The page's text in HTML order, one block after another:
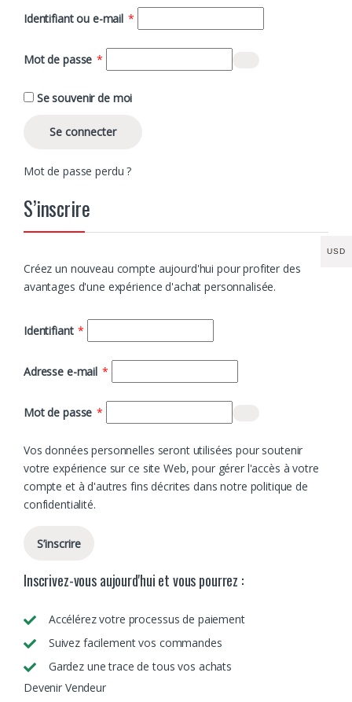
Identifiant ou e-mail *Obligatoire
Mot de passe *
Se souvenir de moi
Se connecter
Mot de passe perdu ?
S’inscrire
Créez un nouveau compte aujourd'hui pour profiter des
avantages d'une expérience d'achat personnalisée.
Identifiant *
Adresse e-mail *Obligatoire
Mot de passe *
Vos données personnelles seront utilisées pour soutenir
votre expérience sur ce site Web, pour gérer l'accès à votre
compte et à d'autres fins décrites dans notre politique de
confidentialité.
S’inscrire
Inscrivez-vous aujourd'hui et vous pourrez :
Accélérez votre processus de paiement
Suivez facilement vos commandes
Gardez une trace de tous vos achats
Devenir Vendeur
USD